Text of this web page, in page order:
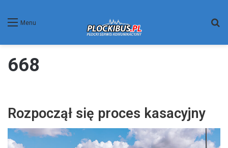
Menu
668
Rozpoczął się proces kasacyjny